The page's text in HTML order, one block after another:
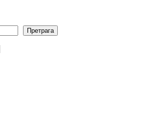
Претрага